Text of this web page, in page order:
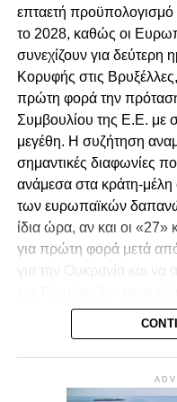
Ανεξάρτητη
καταγράφονται
Προσαγωγή των
λογοδοσία και
Αναστήλωση των
δικαίου στην
επταετή
το 2028, καθώς οι
συνεχίζουν για δεύτερη
Κορυφής στις
πρώτη φορά την
Συμβουλίου της Ε.Ε. με
μεγέθη. Η συζήτηση
σημαντικές διαφωνίες
ανάμεσα στα κράτη-μέλη
των ευρωπαϊκών
ίδια ώρα, αν και οι
για πρώτη φορά μετά
πρωτοβουλία του
Συμβουλίου, Αντόνιο
επικοινωνίας με τη
Στο ζήτημα του